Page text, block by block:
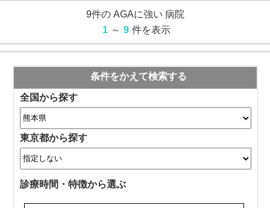
9件の AGAに強い 病院
1 ～ 9 件を表示
条件をかえて検索する
全国から探す
東京都から探す
診療時間・特徴から選ぶ